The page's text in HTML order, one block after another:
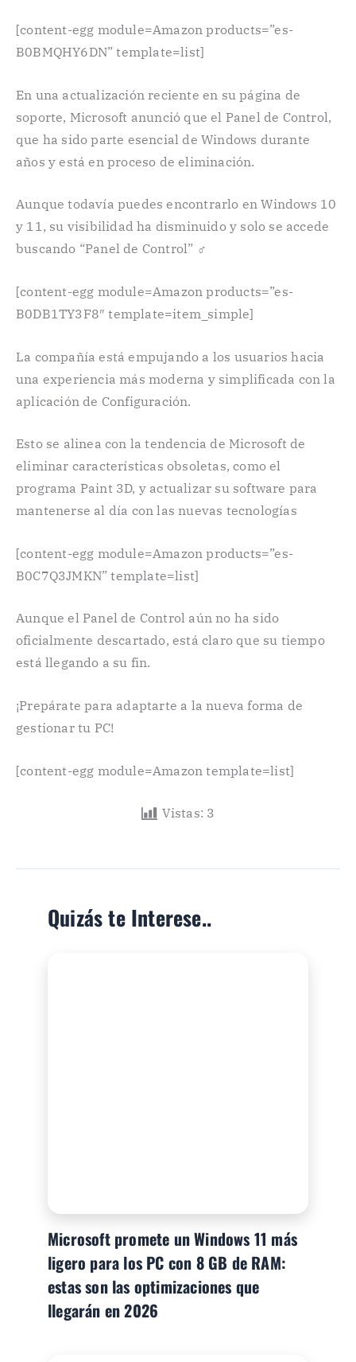
[content-egg module=Amazon products=”es-
B0BMQHY6DN” template=list]
En una actualización reciente en su página de
soporte, Microsoft anunció que el Panel de Control,
que ha sido parte esencial de Windows durante
años y está en proceso de eliminación.
Aunque todavía puedes encontrarlo en Windows 10
y 11, su visibilidad ha disminuido y solo se accede
buscando “Panel de Control” ️‍♂️
[content-egg module=Amazon products=”es-
B0DB1TY3F8″ template=item_simple]
La compañía está empujando a los usuarios hacia
una experiencia más moderna y simplificada con la
aplicación de Configuración.
Esto se alinea con la tendencia de Microsoft de
eliminar características obsoletas, como el
programa Paint 3D, y actualizar su software para
mantenerse al día con las nuevas tecnologías
[content-egg module=Amazon products=”es-
B0C7Q3JMKN” template=list]
Aunque el Panel de Control aún no ha sido
oficialmente descartado, está claro que su tiempo
está llegando a su fin.
¡Prepárate para adaptarte a la nueva forma de
gestionar tu PC!
[content-egg module=Amazon template=list]
Vistas: 3
Quizás te Interese..
Microsoft promete un Windows 11 más
ligero para los PC con 8 GB de RAM:
estas son las optimizaciones que
llegarán en 2026